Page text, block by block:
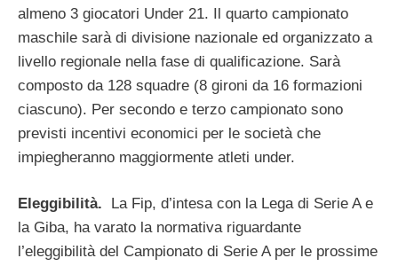
almeno 3 giocatori Under 21. Il quarto campionato
maschile sarà di divisione nazionale ed organizzato a
livello regionale nella fase di qualificazione. Sarà
composto da 128 squadre (8 gironi da 16 formazioni
ciascuno). Per secondo e terzo campionato sono
previsti incentivi economici per le società che
impiegheranno maggiormente atleti under.
Eleggibilità.
La Fip, d’intesa con la Lega di Serie A e
la Giba, ha varato la normativa riguardante
l’eleggibilità del Campionato di Serie A per le prossime